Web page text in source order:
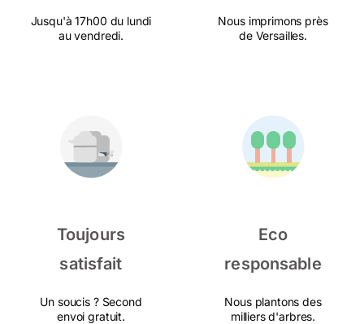
Jusqu'à 17h00 du lundi
au vendredi.
Nous imprimons près
de Versailles.
Toujours
satisfait
Un soucis ? Second
envoi gratuit.
Eco
responsable
Nous plantons des
milliers d'arbres.